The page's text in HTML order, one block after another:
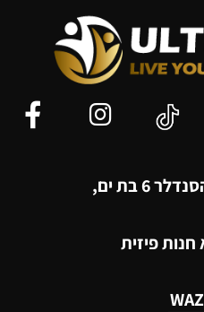
כתובתנו : יוחנן הסנדלר 6 בת ים,
פיזית